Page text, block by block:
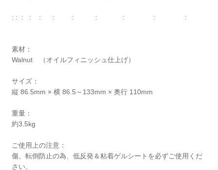
: : : : : : : : : : :
素材：
Walnut （オイルフィニッシュ仕上げ）
サイズ：
縦 86.5mm × 横 86.5～133mm × 奥行 110mm
重量：
約3.5kg
ご使用上の注意：
傷、転倒防止の為、低反発＆粘着ゲルシートを必ずご使用くだ
さい。